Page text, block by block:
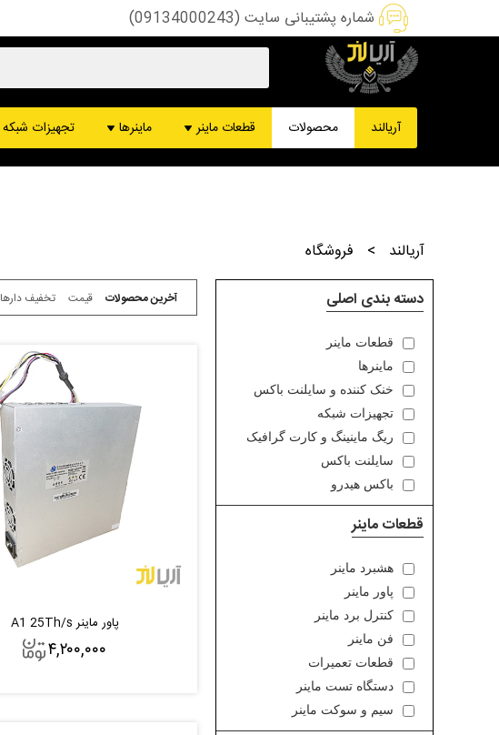
شماره پشتیبانی سایت (09134000243)
آریالند محصولات قطعات ماینر
پاور ماینر
ماینرهاماینر بیت کوین
ماینر m30
تجهیزات شبکه
آریالند >
فروشگاه
دسته بندی اصلی
قطعات ماینر
ماینرها
خنک کننده و سایلنت باکس
تجهیزات شبکه
ریگ ماینینگ و کارت گرافیک
سایلنت باکس
باکس هیدرو
قطعات ماینر
هشبرد ماینر
پاور ماینر
کنترل برد ماینر
فن ماینر
قطعات تعمیرات
دستگاه تست ماینر
سیم و سوکت ماینر
آخرین محصولات قیمت تخفیف دارها
پاور ماینر A1 25Th/s
۴,۲۰۰,۰۰۰